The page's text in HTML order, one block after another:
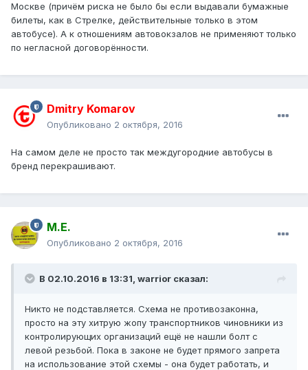
Москве (причём риска не было бы если выдавали бумажные
билеты, как в Стрелке, действительные только в этом
автобусе). А к отношениям автовокзалов не применяют только
по негласной договорённости.
Dmitry Komarov
Опубликовано 2 октября, 2016
На самом деле не просто так междугородние автобусы в
бренд перекрашивают.
М.Е.
Опубликовано 2 октября, 2016
В 02.10.2016 в 13:31, warrior сказал:
Никто не подставляется. Схема не противозаконна,
просто на эту хитрую жопу транспортников чиновники из
контролирующих организаций ещё не нашли болт с
левой резьбой. Пока в законе не будет прямого запрета
на использование этой схемы - она будет работать, и